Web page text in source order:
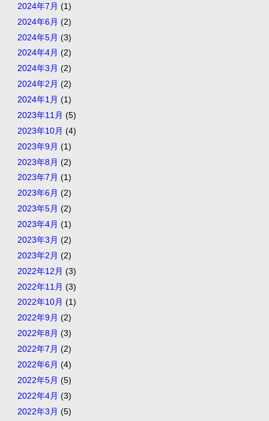
2024年7月 (1)
2024年6月 (2)
2024年5月 (3)
2024年4月 (2)
2024年3月 (2)
2024年2月 (2)
2024年1月 (1)
2023年11月 (5)
2023年10月 (4)
2023年9月 (1)
2023年8月 (2)
2023年7月 (1)
2023年6月 (2)
2023年5月 (2)
2023年4月 (1)
2023年3月 (2)
2023年2月 (2)
2022年12月 (3)
2022年11月 (3)
2022年10月 (1)
2022年9月 (2)
2022年8月 (3)
2022年7月 (2)
2022年6月 (4)
2022年5月 (5)
2022年4月 (3)
2022年3月 (5)